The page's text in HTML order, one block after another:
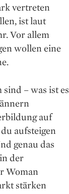
vertreten
ist laut
Vor allem
wollen eine
– was ist es
auf
aufsteigen
genau das
der
Woman
stärken